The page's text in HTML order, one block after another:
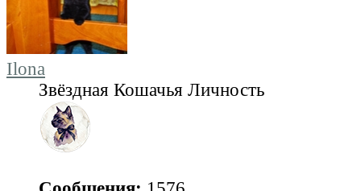
Ilona
Звёздная Кошачья Личность